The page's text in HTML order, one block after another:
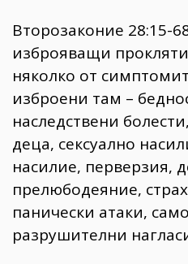
Второзаконие 28:15-
изброяващи
няколко от
изброени там –
наследствени
деца, сексуално
насилие, перверзия,
прелюбодеяние,
панически атаки,
разрушителни